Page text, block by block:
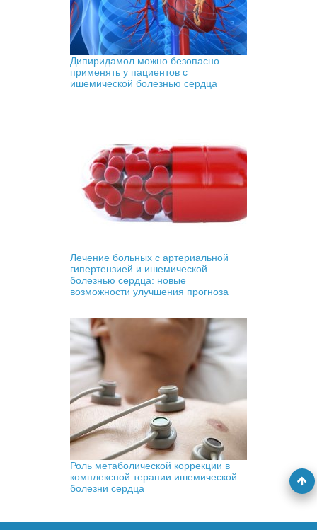
Дипиридамол можно безопасно
применять у пациентов с
ишемической болезнью сердца
Лечение больных с артериальной
гипертензией и ишемической
болезнью сердца: новые
возможности улучшения прогноза
Роль метаболической коррекции в
комплексной терапии ишемической
болезни сердца